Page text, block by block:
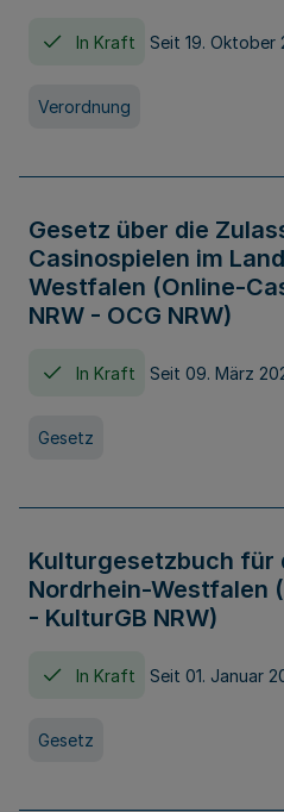
In Kraft Seit 19. Oktober
Verordnung
Gesetz über die
Casinospielen im
Westfalen (Online-
NRW - OCG NRW)
In Kraft Seit 09. März
Gesetz
Kulturgesetzbuch für
Nordrhein-Westfalen
- KulturGB NRW)
In Kraft Seit 01. Januar
Gesetz